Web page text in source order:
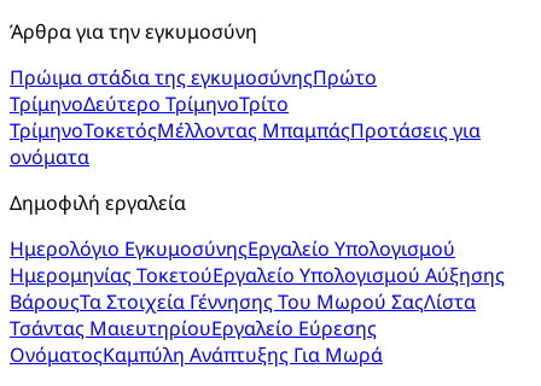
Άρθρα για την εγκυμοσύνη
Πρώιμα στάδια της εγκυμοσύνηςΠρώτο
ΤρίμηνοΔεύτερο ΤρίμηνοΤρίτο
ΤρίμηνοΤοκετόςΜέλλοντας ΜπαμπάςΠροτάσεις για
ονόματα
Δημοφιλή εργαλεία
Ημερολόγιο ΕγκυμοσύνηςΕργαλείο Υπολογισμού
Ημερομηνίας ΤοκετούΕργαλείο Υπολογισμού Αύξησης
ΒάρουςΤα Στοιχεία Γέννησης Του Μωρού ΣαςΛίστα
Τσάντας ΜαιευτηρίουΕργαλείο Εύρεσης
ΟνόματοςΚαμπύλη Ανάπτυξης Για Μωρά